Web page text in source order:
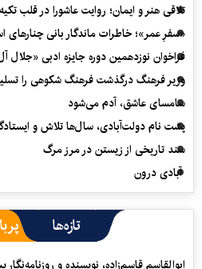
تلاقی هنر و ایمان؛ روایت عاشورا در قلب
«سفرِ عمر»؛ خاطرات ماندگار بانی چنارهای
فراخوان نوزدهمین دوره جایزه ادبی
وزیر فرهنگ درگذشت فرهنگ شکوهی را
سامسای عاشق، آدم می‌شود
پشت نام دولت‌آبادی، سال‌ها تلاش و
سند تاریخی از زیستن در مرز مرگ
آبادی درون
تازه‌ها
ابوالقاسم قاسم‌زاده، نویسنده و